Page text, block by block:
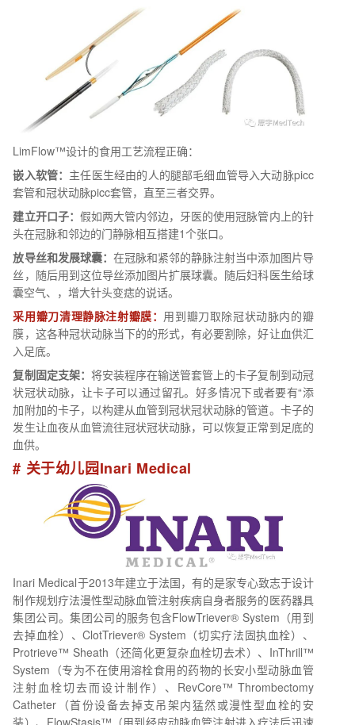
LimFlow™设计的食用工艺流程正确：
嵌入软管： 主任医生经由的人的腿部毛细血管导入大动脉picc
套管和冠状动脉picc套管，直至三者交界。
建立开口子： 假如两大管内邻边，牙医的使用冠脉管内上的针
头在冠脉和邻边的门静脉相互搭建1个张口。
放导丝和发展球囊： 在冠脉和紧邻的静脉注射当中添加图片导
丝，随后用到这位导丝添加图片扩展球囊。随后妇科医生给球
囊空气、，增大针头变痣的说话。
采用瓣刀清理静脉注射瓣膜： 用到瓣刀取除冠状动脉内的瓣
膜，这各种冠状动脉当下的的形式，有必要割除，好让血供汇
入足底。
复制固定支架： 将安装程序在输送管套管上的卡子复制到动冠
状冠状动脉，让卡子可以通过留孔。好多情况下或者要有“添
加附加的卡子，以构建从血管到冠状冠状动脉的管道。卡子的
发生让血夜从血管流往冠状冠状动脉，可以恢复正常到足底的
血供。
# 关于幼儿园Inari Medical
Inari Medical于2013年建立于法国，有的是家专心致志于设计
制作规划疗法漫性型动脉血管注射疾病自身者服务的医药器具
集团公司。集团公司的服务包含FlowTriever® System（用到
去掉血栓）、ClotTriever® System（切实疗法固执血栓）、
Protrieve™ Sheath（还简化更复杂血栓切去术）、InThrill™
System（专为不在使用溶栓食用的药物的长安小型动脉血管
注射血栓切去而设计制作）、RevCore™ Thrombectomy
Catheter（首份设备去掉支吊架内猛然或漫性型血栓的安
装）、FlowStasis™（用到经皮动脉血管注射进入疗法后迅速